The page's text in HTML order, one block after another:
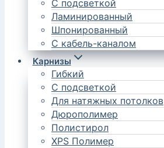
С подсветкой
Ламинированный
Шпонированный
С кабель-каналом
Карнизы
Гибкий
С подсветкой
Для натяжных потолков
Дюрополимер
Полистирол
XPS Полимер